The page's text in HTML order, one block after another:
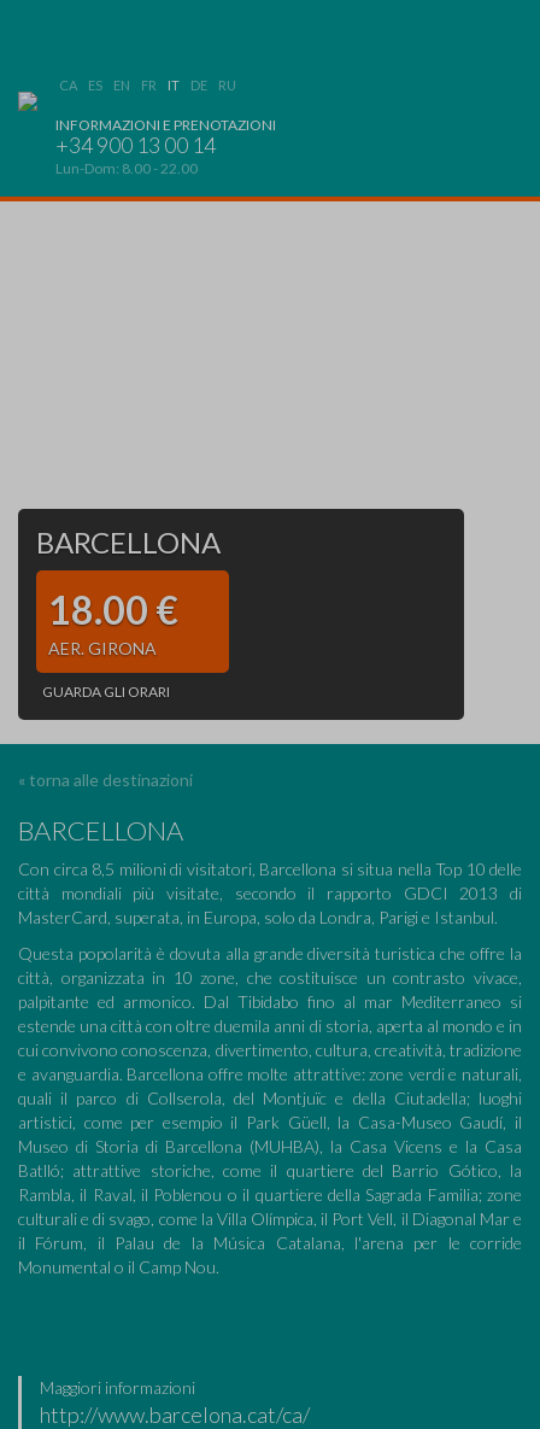
CA ES EN FR IT DE RU
INFORMAZIONI E PRENOTAZIONI
+34 900 13 00 14
Lun-Dom: 8.00 - 22.00
BARCELLONA
18.00 €
AER. GIRONA
GUARDA GLI ORARI
« torna alle destinazioni
BARCELLONA
Con circa 8,5 milioni di visitatori, Barcellona si situa nella Top 10 delle
città mondiali più visitate, secondo il rapporto GDCI 2013 di
MasterCard, superata, in Europa, solo da Londra, Parigi e Istanbul.
Questa popolarità è dovuta alla grande diversità turistica che offre la
città, organizzata in 10 zone, che costituisce un contrasto vivace,
palpitante ed armonico. Dal Tibidabo fino al mar Mediterraneo si
estende una città con oltre duemila anni di storia, aperta al mondo e in
cui convivono conoscenza, divertimento, cultura, creatività, tradizione
e avanguardia. Barcellona offre molte attrattive: zone verdi e naturali,
quali il parco di Collserola, del Montjuïc e della Ciutadella; luoghi
artistici, come per esempio il Park Güell, la Casa-Museo Gaudí, il
Museo di Storia di Barcellona (MUHBA), la Casa Vicens e la Casa
Batlló; attrattive storiche, come il quartiere del Barrio Gótico, la
Rambla, il Raval, il Poblenou o il quartiere della Sagrada Familia; zone
culturali e di svago, come la Villa Olímpica, il Port Vell, il Diagonal Mar e
il Fórum, il Palau de la Música Catalana, l'arena per le corride
Monumental o il Camp Nou.
Maggiori informazioni
http://www.barcelona.cat/ca/